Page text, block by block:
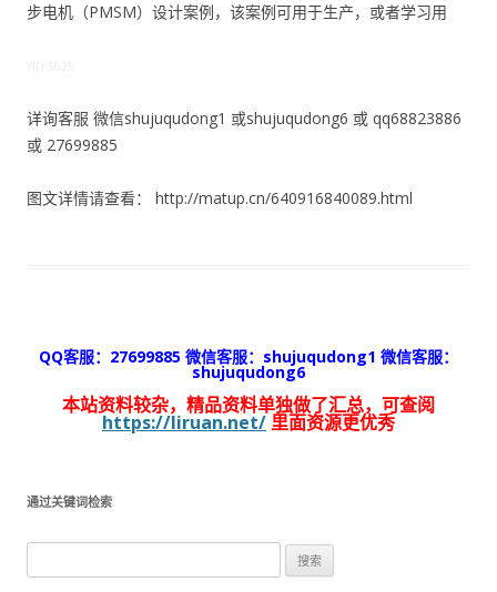
步电机（PMSM）设计案例，该案例可用于生产，或者学习用
YID:5625
详询客服 微信shujuqudong1 或shujuqudong6 或 qq68823886
或 27699885
图文详情请查看： http://matup.cn/640916840089.html
QQ客服：27699885 微信客服：shujuqudong1 微信客服：
shujuqudong6
本站资料较杂，精品资料单独做了汇总，可查阅
https://liruan.net/ 里面资源更优秀
通过关键词检索
索：